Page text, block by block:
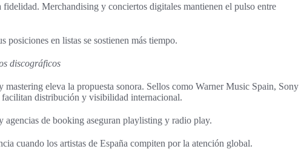
Merchandising y conciertos digitales mantienen el pulso entre
posiciones en listas se sostienen más tiempo.
discográficos
mastering eleva la propuesta sonora. Sellos como Warner Music Spain, Sony
distribución y visibilidad internacional.
agencias de booking aseguran playlisting y radio play.
cuando los artistas de España compiten por la atención global.